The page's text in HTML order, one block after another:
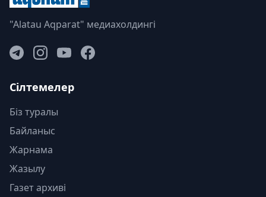
"Alatau Aqparat" медиахолдингі
Сілтемелер
Біз туралы
Байланыс
Жарнама
Жазылу
Газет архиві